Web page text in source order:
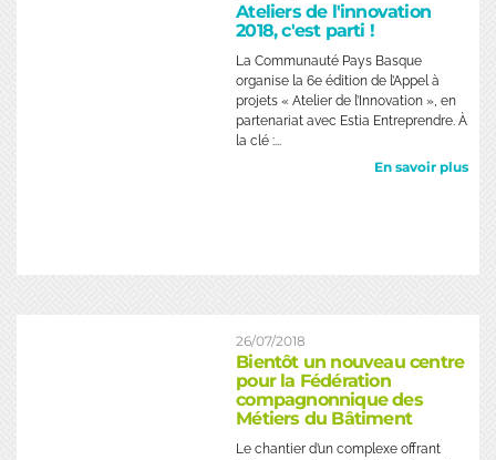
Ateliers de l'innovation
2018, c'est parti !
La Communauté Pays Basque
organise la 6e édition de l’Appel à
projets « Atelier de l’Innovation », en
partenariat avec Estia Entreprendre. À
la clé :...
En savoir plus
26/07/2018
Bientôt un nouveau centre
pour la Fédération
compagnonnique des
Métiers du Bâtiment
Le chantier d’un complexe offrant